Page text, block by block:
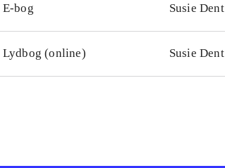
E-bog Susie Dent
Lydbog (online) Susie Dent